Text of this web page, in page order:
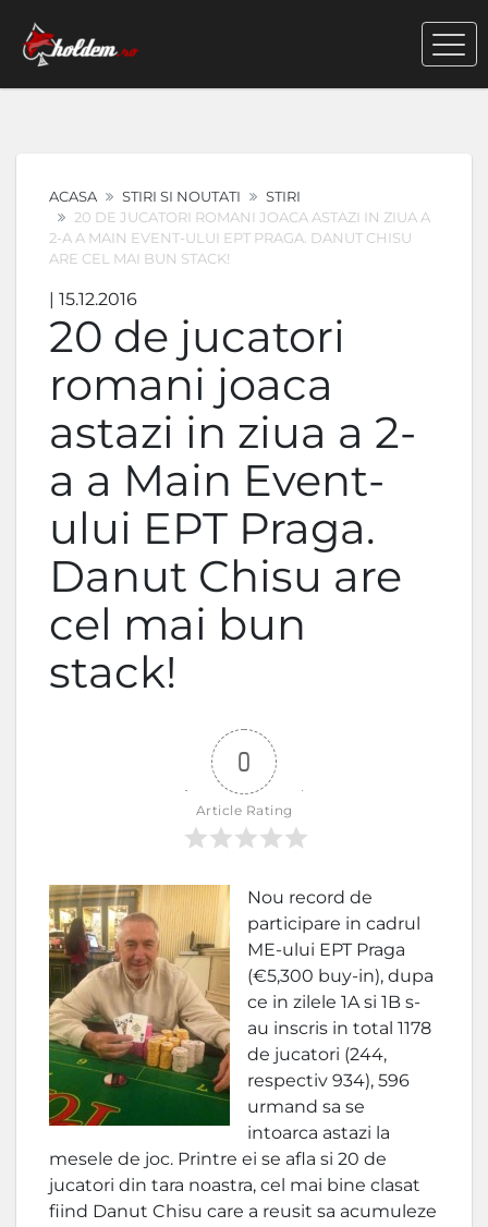
ACASA STIRI SI NOUTATI
STIRI
20 DE JUCATORI ROMANI JOACA ASTAZI IN ZIUA A
2-A A MAIN EVENT-ULUI EPT PRAGA. DANUT CHISU
ARE CEL MAI BUN STACK!
| 15.12.2016
20 de jucatori
romani joaca
astazi in ziua a 2-
a a Main Event-
ului EPT Praga.
Danut Chisu are
cel mai bun
stack!
0
Article Rating
Nou record de
participare in cadrul
ME-ului EPT Praga
(€5,300 buy-in), dupa
ce in zilele 1A si 1B s-
au inscris in total 1178
de jucatori (244,
respectiv 934), 596
urmand sa se
intoarca astazi la
mesele de joc. Printre ei se afla si 20 de
jucatori din tara noastra, cel mai bine clasat
fiind Danut Chisu care a reusit sa acumuleze